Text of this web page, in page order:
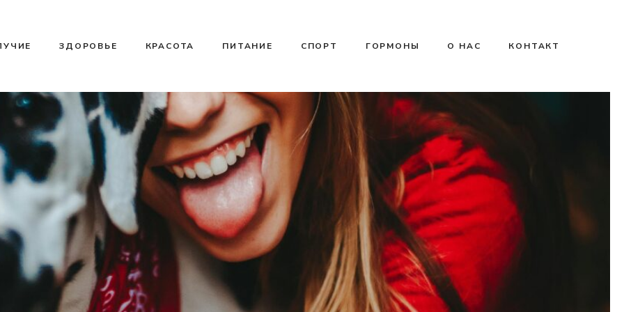
ЗДОРОВЬЕ КРАСОТА ПИТАНИЕ СПОРТ ГОРМОНЫ О НАС КОНТАКТ